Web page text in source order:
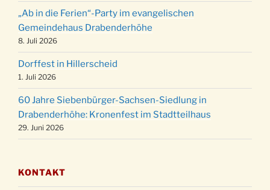
24.12.
Weihnachtsgottesdienst in der Kirche um
15:00 Uhr
24.12.
Weihnachtsgottesdienst in der Kirche um
18:00 Uhr
24.12.
Christmette mit der ev. Jugend in der Kirche
um 23:00 Uhr
31.12.
Gottesdienst zu Silvester in der Kirche um
18:00 Uhr
„Ab in die Ferien“-Party im evangelischen
Gemeindehaus Drabenderhöhe
8. Juli 2026
Dorffest in Hillerscheid
1. Juli 2026
60 Jahre Siebenbürger-Sachsen-Siedlung in
Drabenderhöhe: Kronenfest im Stadtteilhaus
29. Juni 2026
KONTAKT